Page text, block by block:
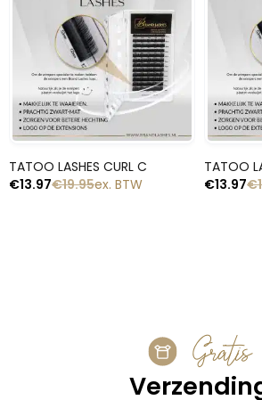
TATOO LASHES CURL C
€19.95
€13.97 ex. BTW
TATOO
€
€13.97
Gratis